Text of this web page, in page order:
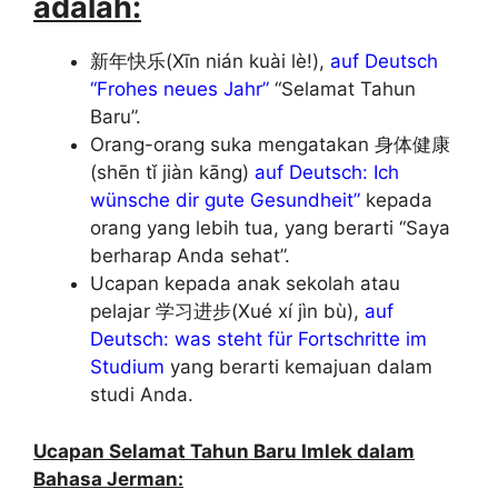
新年快乐(Xīn nián kuài lè!), auf Deutsch
“Frohes neues Jahr” “Selamat Tahun
Baru”.
Orang-orang suka mengatakan 身体健康
(shēn tǐ jiàn kāng) auf Deutsch: Ich
wünsche dir gute Gesundheit” kepada
orang yang lebih tua, yang berarti “Saya
berharap Anda sehat”.
Ucapan kepada anak sekolah atau
pelajar 学习进步(Xué xí jìn bù), auf
Deutsch: was steht für Fortschritte im
Studium yang berarti kemajuan dalam
studi Anda.
Ucapan Selamat Tahun Baru Imlek dalam
Bahasa Jerman: